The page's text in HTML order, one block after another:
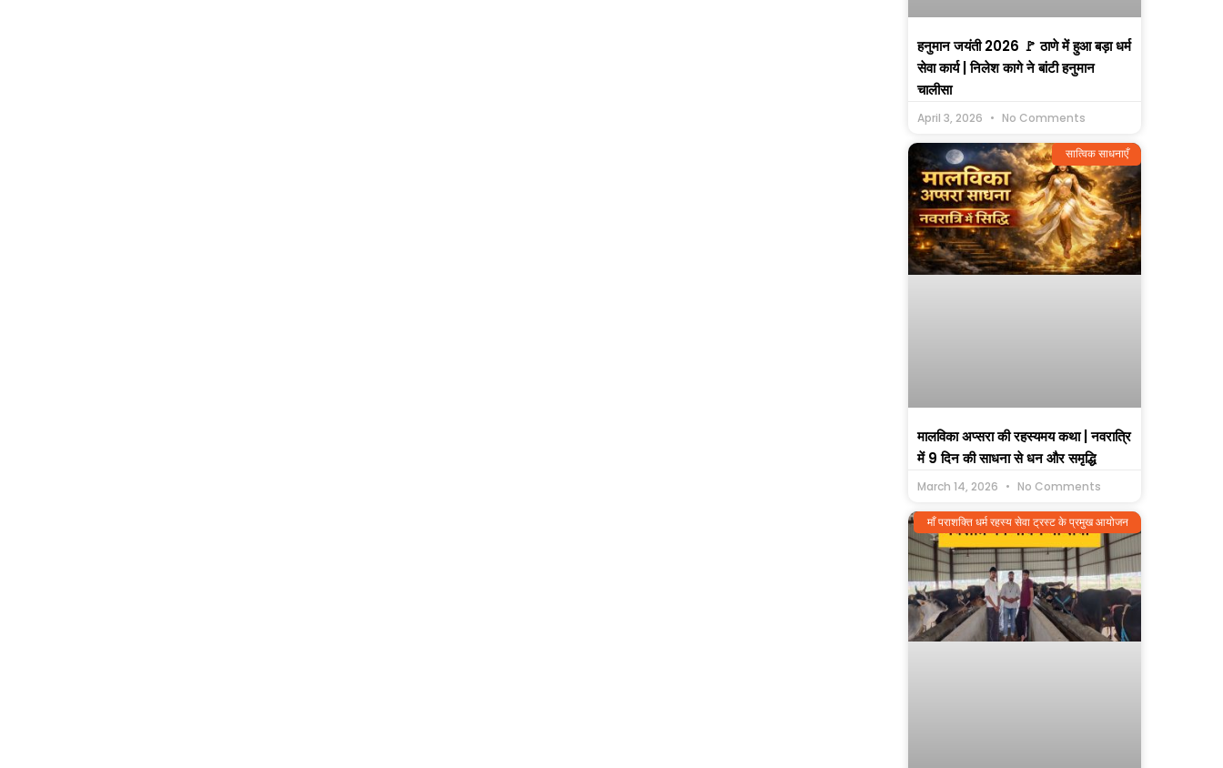
हनुमान जयंती 2026 🚩 ठाणे में हुआ बड़ा धर्म
सेवा कार्य | निलेश कागे ने बांटी हनुमान
चालीसा
April 3, 2026 No Comments
सात्विक साधनाएँ
मालविका अप्सरा की रहस्यमय कथा | नवरात्रि
में 9 दिन की साधना से धन और समृद्धि
March 14, 2026 No Comments
माँ पराशक्ति धर्म रहस्य सेवा ट्रस्ट के प्रमुख आयोजन